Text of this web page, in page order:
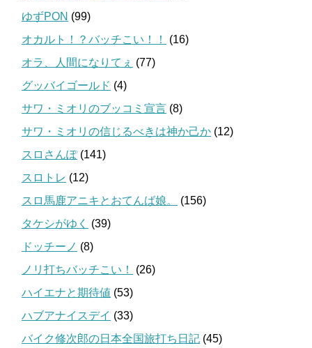
ゆずPON (99)
オカルト！？バッチこい！！
(16)
オラ、人間になりてぇ (77)
グッバイゴールド (4)
サワ・ミオリのブッコミ宣言 (8)
サワ・ミオリの信じるべきは神か己か (12)
スロさんぽ(141)
スロトレ (12)
スロ馬鹿アニキとおてんば娘。
(156)
タケシがゆく
(39)
ドッチーノ (8)
ノリ打ちバッチこい！
(26)
ハイエナと期待値 (53)
ハブアナイスデイ (33)
バイク修次郎の日本全国旅打ち日記 (45)